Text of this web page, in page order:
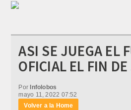
ASI SE JUEGA EL
OFICIAL EL FIN
Por Infolobos
mayo 11, 2022 07:52
Volver a la Home